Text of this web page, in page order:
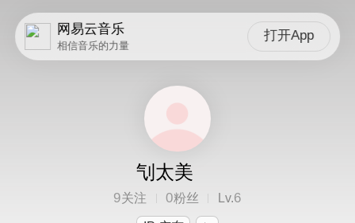
网易云音乐
相信音乐的力量
打开App
刏太美
9关注 0粉丝 Lv.6